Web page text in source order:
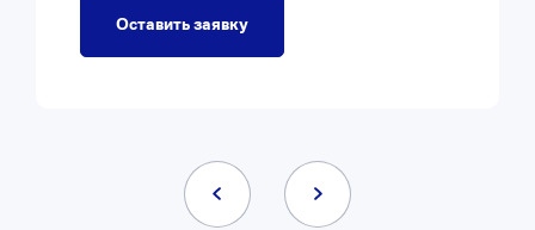
Оставить заявку